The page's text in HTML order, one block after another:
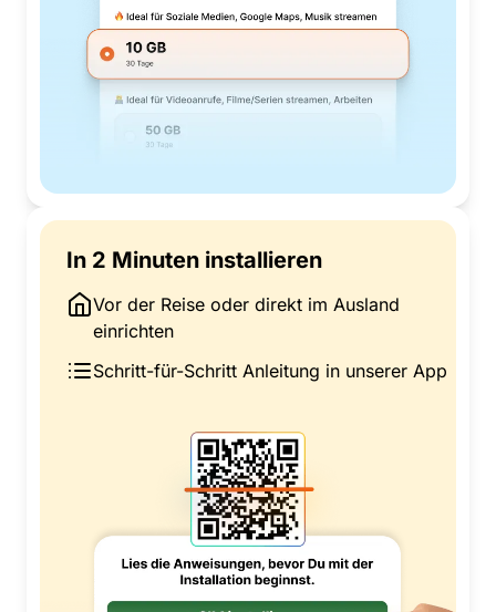
In 2 Minuten installieren
Vor der Reise oder direkt im Ausland
einrichten
Schritt-für-Schritt Anleitung in unserer App